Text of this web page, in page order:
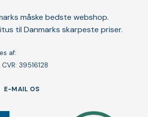
måske bedste webshop.
til Danmarks skarpeste priser.
af:
39516128
E-MAIL OS